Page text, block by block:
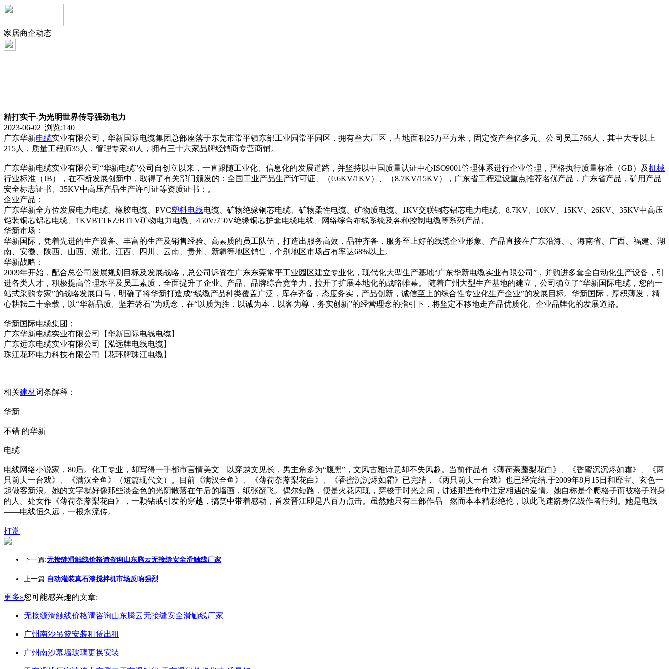
家居商企动态
精打实干-为光明世界传导强劲电力
2023-06-02 浏览:140
广东华新电缆实业有限公司，华新国际电缆集团总部座落于东莞市常平镇东部工业园常平园区，拥有叁大厂区，占地面积25万平方米，固定资产叁亿多元。公 司员工766人，其中大专以上
215人，质量工程师35人，管理专家30人，拥有三十六家品牌经销商专营商铺。
广东华新电缆实业有限公司“华新电缆”公司自创立以来，一直跟随工业化、信息化的发展道路，并坚持以中国质量认证中心ISO9001管理体系进行企业管理，严格执行质量标准（GB）及机械
行业标准（JB），在不断发展创新中，取得了有关部门颁发的：全国工业产品生产许可证、（0.6KV/1KV）、（8.7KV/15KV），广东省工程建设重点推荐名优产品，广东省产品，矿用产品
安全标志证书、35KV中高压产品生产许可证等资质证书；。
企业产品：
广东华新全方位发展电力电缆、橡胶电缆、PVC塑料电线电缆、矿物绝缘铜芯电缆、矿物柔性电缆、矿物质电缆、1KV交联铜芯铝芯电力电缆、8.7KV、10KV、15KV、26KV、35KV中高压
铠装铜芯铝芯电缆、1KVBTTRZ/BTLV矿物电力电缆、450V/750V绝缘铜芯护套电缆电线、网络综合布线系统及各种控制电缆等系列产品。
华新市场：
华新国际，凭着先进的生产设备、丰富的生产及销售经验、高素质的员工队伍，打造出服务高效，品种齐备，服务至上好的线缆企业形象。产品直接在广东沿海、、海南省、广西、福建、湖
南、安徽、陕西、山西、湖北、江西、四川、云南、贵州、新疆等地区销售，个别地区市场占有率达68%以上。
华新战略：
2009年开始，配合总公司发展规划目标及发展战略，总公司诉资在广东东莞常平工业园区建立专业化，现代化大型生产基地“广东华新电缆实业有限公司”，并购进多套全自动化生产设备，引
进各类人才，积极提高管理水平及员工素质，全面提升了企业、产品、品牌综合竞争力，拉开了扩展本地化的战略帷幕。 随着广州大型生产基地的建立，公司确立了“华新国际电缆，您的一
站式采购专家”的战略发展口号，明确了将华新打造成“线缆产品种类覆盖广泛，库存齐备，态度务实，产品创新，诚信至上的综合性专业化生产企业”的发展目标。华新国际，厚积薄发，精
心耕耘二十余载，以“华新品质、坚若磐石”为观念，在“以质为胜，以诚为本，以客为尊，务实创新”的经营理念的指引下，将坚定不移地走产品优质化、企业品牌化的发展道路。
华新国际电缆集团；
广东华新电缆实业有限公司【华新国际电线电缆】
广东远东电缆实业有限公司【泓远牌电线电缆】
珠江花环电力科技有限公司【花环牌珠江电缆】
相关建材词条解释：
华新
不错 的华新
电缆
电线网络小说家，80后。化工专业，却写得一手都市言情美文，以穿越文见长，男主角多为“腹黑”，文风古雅诗意却不失风趣。当前作品有《薄荷荼蘼梨花白》、《香蜜沉沉烬如霜》、《两
只前夫一台戏》、《满汉全鱼》（短篇现代文）。目前《满汉全鱼》、《薄荷荼蘼梨花白》、《香蜜沉沉烬如霜》已完结，《两只前夫一台戏》也已经完结.于2009年8月15日和靡宝、玄色一
起做客新浪。她的文字就好像那些淡金色的光阴散落在午后的墙画，纸张翻飞。偶尔短路，便是火花闪现，穿梭于时光之间，讲述那些命中注定相遇的爱情。她自称是个爬格子而被格子附身
的人。处女作《薄荷荼蘼梨花白》，一颗钻戒引发的穿越，搞笑中带着感动，首发晋江即是八百万点击。虽然她只有三部作品，然而本本精彩绝伦，以此飞速跻身亿级作者行列。她是电线
——电线恒久远，一根永流传。
打赏
下一篇:无接缝滑触线价格请咨询山东腾云无接缝安全滑触线厂家
上一篇: 自动灌装真石漆搅拌机市场反响强烈
更多»您可能感兴趣的文章:
无接缝滑触线价格请咨询山东腾云无接缝安全滑触线厂家
广州南沙吊篮安装租赁出租
广州南沙幕墙玻璃更换安装